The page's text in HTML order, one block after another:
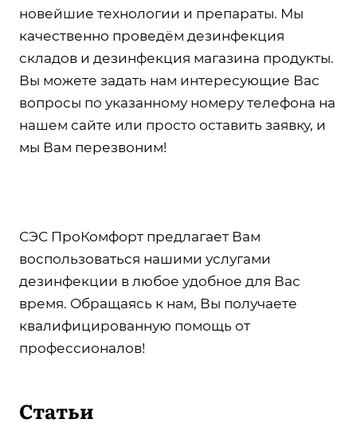
новейшие технологии и препараты. Мы
качественно проведём дезинфекция
складов и дезинфекция магазина продукты.
Вы можете задать нам интересующие Вас
вопросы по указанному номеру телефона на
нашем сайте или просто оставить заявку, и
мы Вам перезвоним!
СЭС ПроКомфорт предлагает Вам
воспользоваться нашими услугами
дезинфекции в любое удобное для Вас
время. Обращаясь к нам, Вы получаете
квалифицированную помощь от
профессионалов!
Статьи